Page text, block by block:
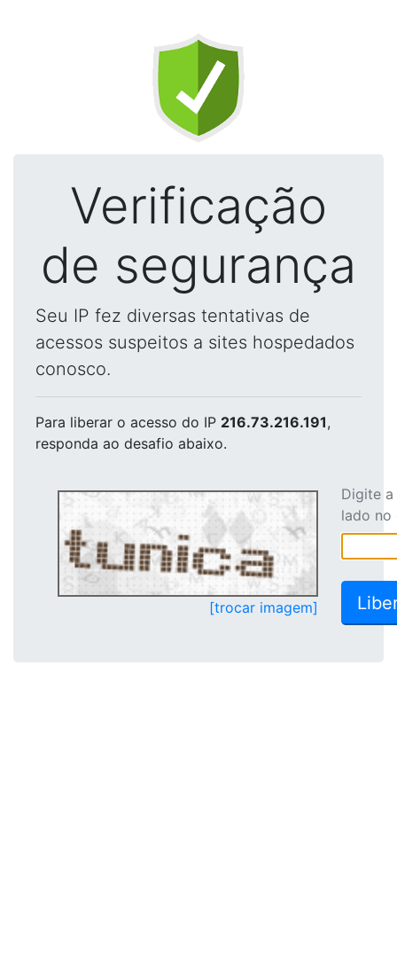
Verificação
de segurança
Seu IP fez diversas tentativas de
acessos suspeitos a sites hospedados
conosco.
Para liberar o acesso do IP 216.73.216.191,
responda ao desafio abaixo.
[trocar imagem]
Digite
lado no